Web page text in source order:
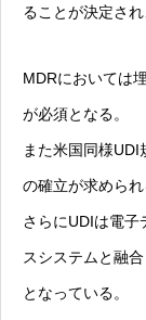
ることが決定さ
MDRにおいては
が必須となる。
また米国同様
の確立が求められ
さらにUDIは電子
スシステムと融
となっている。